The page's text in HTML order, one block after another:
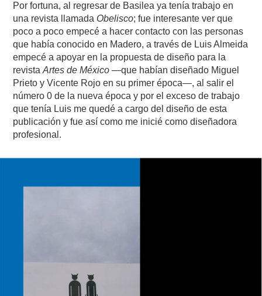
Por fortuna, al regresar de Basilea ya tenía trabajo en
una revista llamada Obelisco; fue interesante ver que
poco a poco empecé a hacer contacto con las personas
que había conocido en Madero, a través de Luis Almeida
empecé a apoyar en la propuesta de diseño para la
revistaArtes de México—que habían diseñado Miguel
Prieto y Vicente Rojo en su primer época—, al salir el
número 0 de la nueva época y por el exceso de trabajo
que tenía Luis me quedé a cargo del diseño de esta
publicación y fue así como me inicié como diseñadora
profesional.